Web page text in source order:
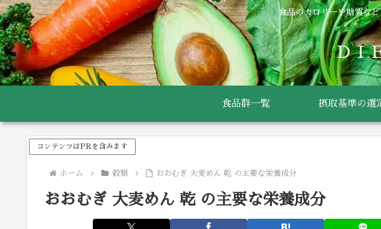
食品のカロリーや糖質な
ＤＩ
食品群一覧 摂取基準の選
コンテンツはPRを含みます
ホーム 穀類 おおむぎ 大麦めん 乾 の主要な栄養成分
おおむぎ 大麦めん 乾 の主要な栄養成分